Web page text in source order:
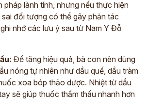
pháp lành tính, nhưng nếu thực hiện
đối tượng có thể gây phản tác
nhớ các lưu ý sau từ Nam Y Đỗ
Để tăng hiệu quả, bà con nên dùng
nóng tự nhiên như dầu quế, dầu tràm
xoa bóp thảo dược. Nhiệt từ dầu
sẽ giúp thuốc thẩm thấu nhanh hơn